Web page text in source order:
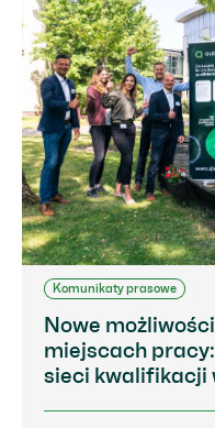
Komunikaty prasowe
Nowe
miejscach
sieci kwalifikacji